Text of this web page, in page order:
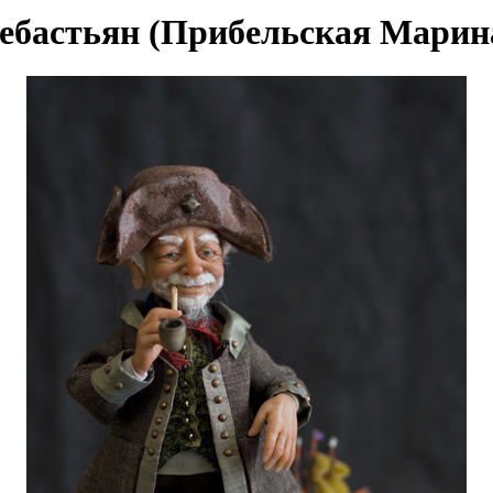
(Прибельская